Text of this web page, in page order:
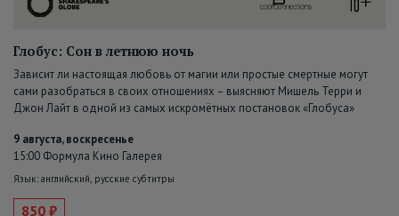
Глобус: Сон в летнюю ночь
Зависит ли настоящая любовь от магии или простые смертные могут
сами разобраться в своих отношениях – выясняют Мишель Терри и
Джон Лайт в одной из самых искромётных постановок «Глобуса»
9 августа, воскресенье
15:00 Формула Кино Галерея
Язык: английский, русские субтитры
850 ₽